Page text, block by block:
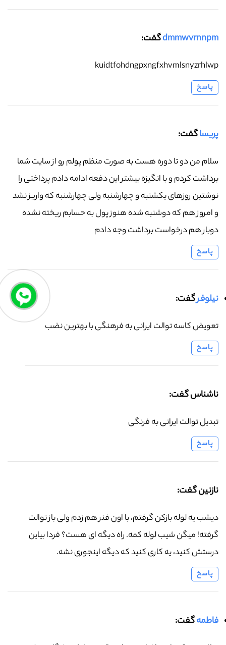
dmmwvrnnpmگفت:
kuidtfohdngpxngfxhvmlsnyzrhlwp
پاسخ
پریساگفت:
سلام من دو تا دوره هست به صورت منظم پولم رو از سایت شما
برداشت کردم و با انگیزه بیشتر این دفعه ادامه دادم پرداختی را
نوشتین روزهای یکشنبه و چهارشنبه ولی چهارشنبه که واریز نشد
و امروز هم که دوشنبه شده هنوز پول به حسابم ریخته نشده
دوبار هم درخواست برداشت وجه دادم
پاسخ
نیلوفرگفت:
تعویض کاسه توالت ایرانی به فرهنگی با بهترین نضب
پاسخ
ناشناس گفت:
تبدیل توالت ایرانی به فرنگی
پاسخ
نازنین گفت:
دیشب یه لوله بازکن گرفتم، با اون فنر هم زدم ولی باز توالت
گرفته! میگن شیب لوله کمه. راه دیگه ای هست؟ فردا بیاین
درستش کنید، یه کاری کنید که دیگه اینجوری نشه.
پاسخ
فاطمهگفت: